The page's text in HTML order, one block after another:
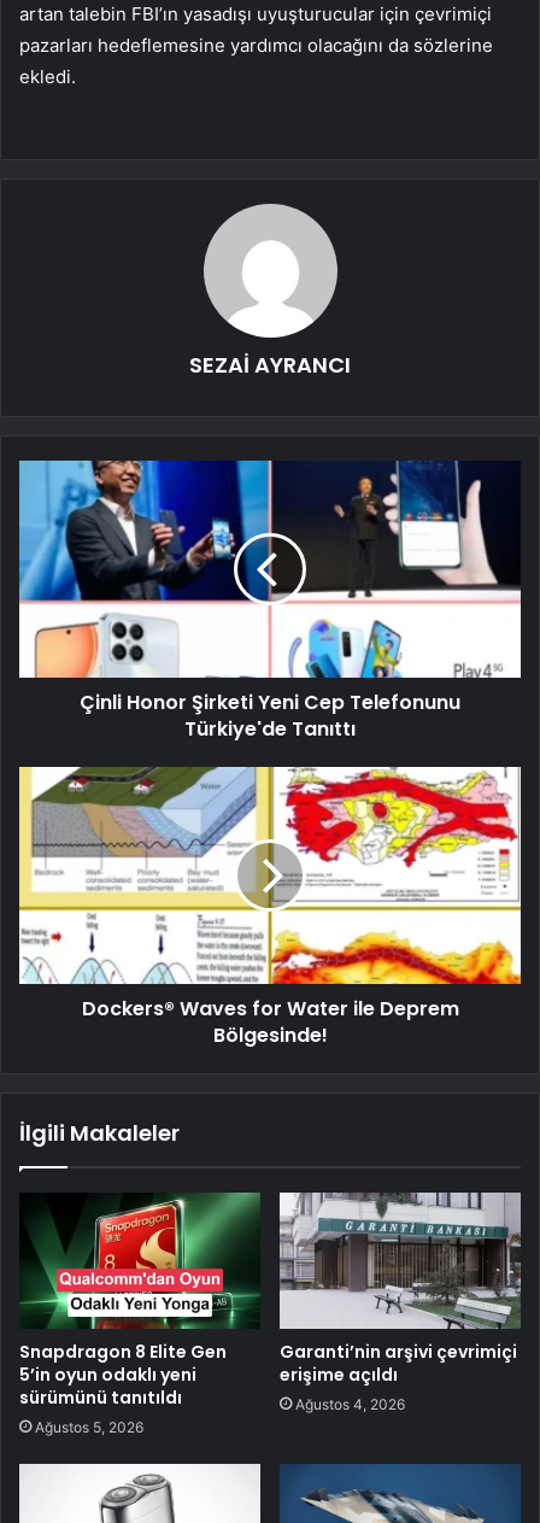
artan talebin FBI’ın yasadışı uyuşturucular için çevrimiçi
pazarları hedeflemesine yardımcı olacağını da sözlerine
ekledi.
SEZAİ AYRANCI
Çinli Honor Şirketi Yeni Cep Telefonunu
Türkiye'de Tanıttı
Dockers® Waves for Water ile Deprem
Bölgesinde!​
İlgili Makaleler
Snapdragon 8 Elite Gen
5’in oyun odaklı yeni
sürümünü tanıtıldı
Ağustos 5, 2026
Garanti’nin arşivi çevrimiçi
erişime açıldı
Ağustos 4, 2026